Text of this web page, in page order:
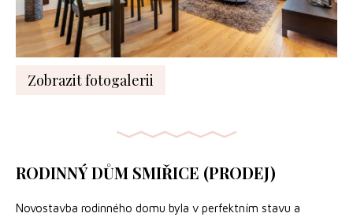
Zobrazit fotogalerii
RODINNÝ DŮM SMIŘICE (PRODEJ)
Novostavba rodinného domu byla v perfektním stavu a